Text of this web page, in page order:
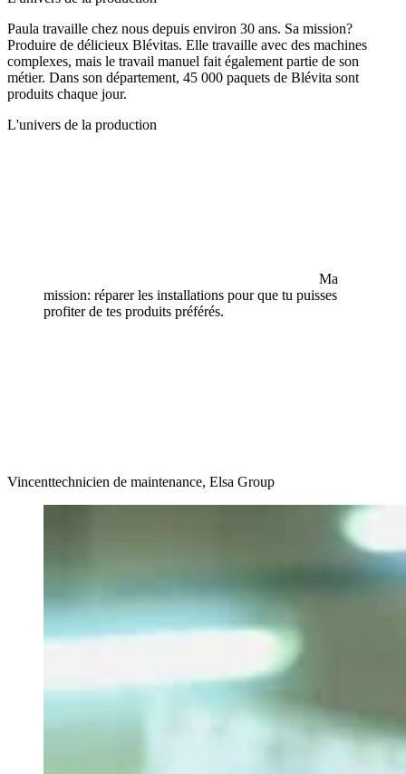
Paula travaille chez nous depuis environ 30 ans. Sa mission?
Produire de délicieux Blévitas. Elle travaille avec des machines
complexes, mais le travail manuel fait également partie de son
métier. Dans son département, 45 000 paquets de Blévita sont
produits chaque jour.
L'univers de la production
Ma
mission: réparer les installations pour que tu puisses
profiter de tes produits préférés.
Vincenttechnicien de maintenance, Elsa Group